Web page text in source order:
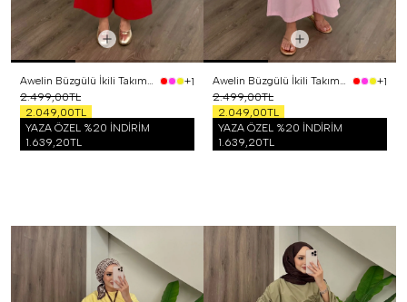
Awelin Büzgülü İkili Takım Kırmızı
+1
2.499,00TL
2.049,00TL
YAZA ÖZEL %20 İNDİRİM
1.639,20TL
Awelin Büzgülü İkili Takım Pembe
+1
2.499,00TL
2.049,00TL
YAZA ÖZEL %20 İNDİRİM
1.639,20TL